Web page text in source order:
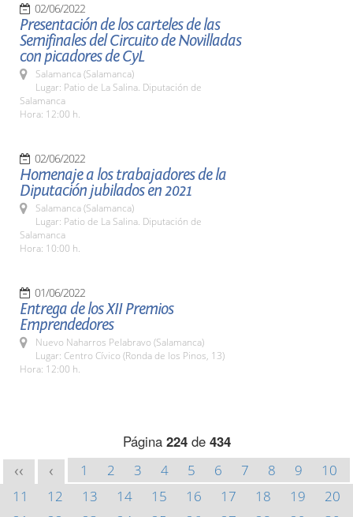
02/06/2022
Presentación de los carteles de las
Semifinales del Circuito de Novilladas
con picadores de CyL
Salamanca (Salamanca)
Lugar: Patio de La Salina. Diputación de
Salamanca
Hora: 12:00 h.
02/06/2022
Homenaje a los trabajadores de la
Diputación jubilados en 2021
Salamanca (Salamanca)
Lugar: Patio de La Salina. Diputación de
Salamanca
Hora: 10:00 h.
01/06/2022
Entrega de los XII Premios
Emprendedores
Nuevo Naharros Pelabravo (Salamanca)
Lugar: Centro Cívico (Ronda de los Pinos, 13)
Hora: 12:00 h.
Página 224de 434
<< < 1 2 3 4 5 6 7 8 9
10
11
12 13 14 15 16 17 18 19
20